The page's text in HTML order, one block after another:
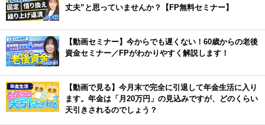
丈夫”と思っていませんか？【FP無料セミナー】
【動画セミナー】今からでも遅くない！60歳からの老後
資金セミナー／FPがわかりやすく解説します！
【動画で見る】今月末で完全に引退して年金生活に入り
ます。年金は「月20万円」の見込みですが、どのくらい
天引きされるのでしょう？